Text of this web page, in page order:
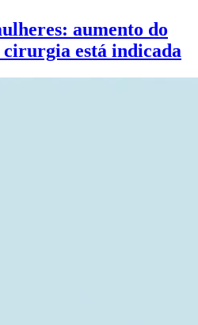
aumento do
está indicada